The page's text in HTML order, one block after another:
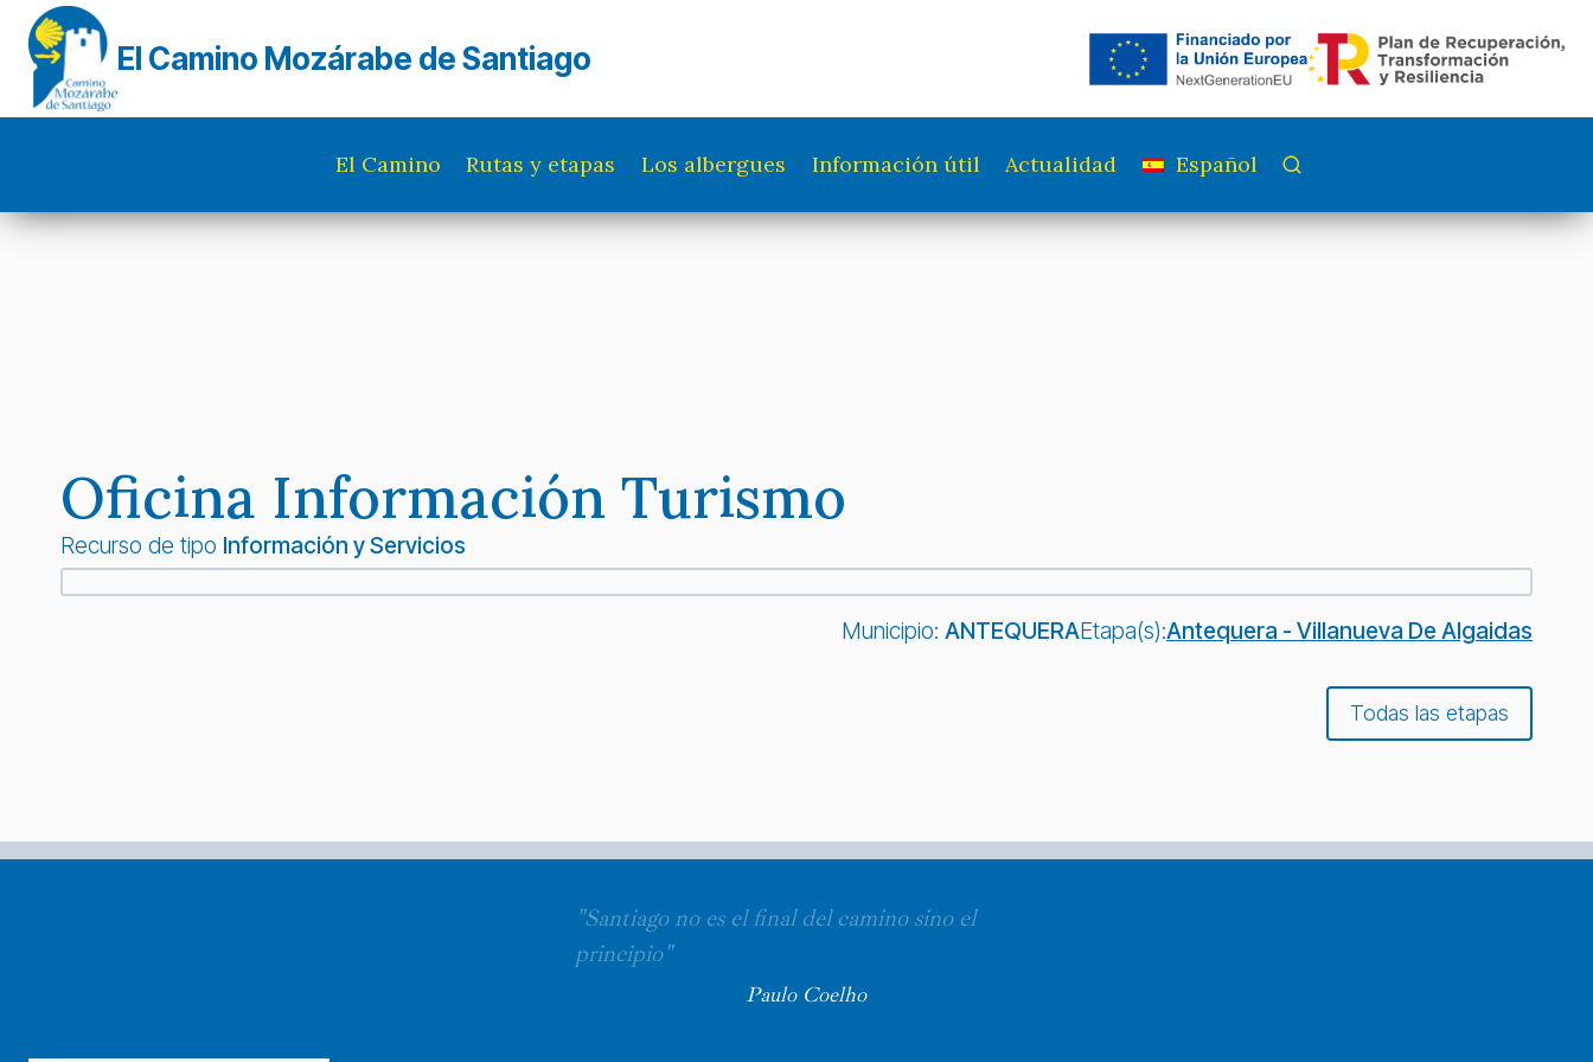
Saltar
contenido
El Camino Mozárabe de Santiago
El Camino Rutas y etapas Los albergues Información útil Actualidad Español
Oficina Información Turismo
Recurso de tipo Información y Servicios
Municipio: ANTEQUERAEtapa(s):Antequera - Villanueva De Algaidas
Todas las etapas
"Santiago no es el final del camino sino el
principio"
Paulo Coelho